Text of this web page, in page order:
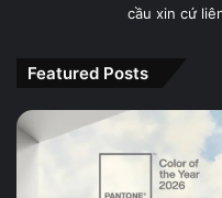
cầu xin cứ
Featured Posts
PANTONE
11-